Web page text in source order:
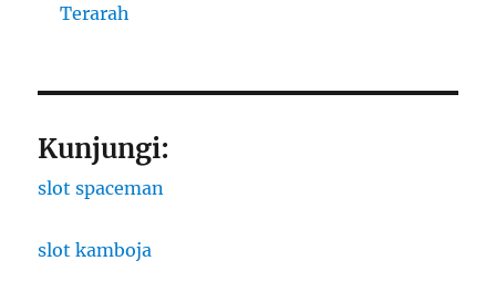
Terarah
Kunjungi:
slot spaceman
slot kamboja